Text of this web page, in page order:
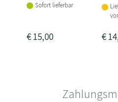
Sofort lieferbar
€15,00 €